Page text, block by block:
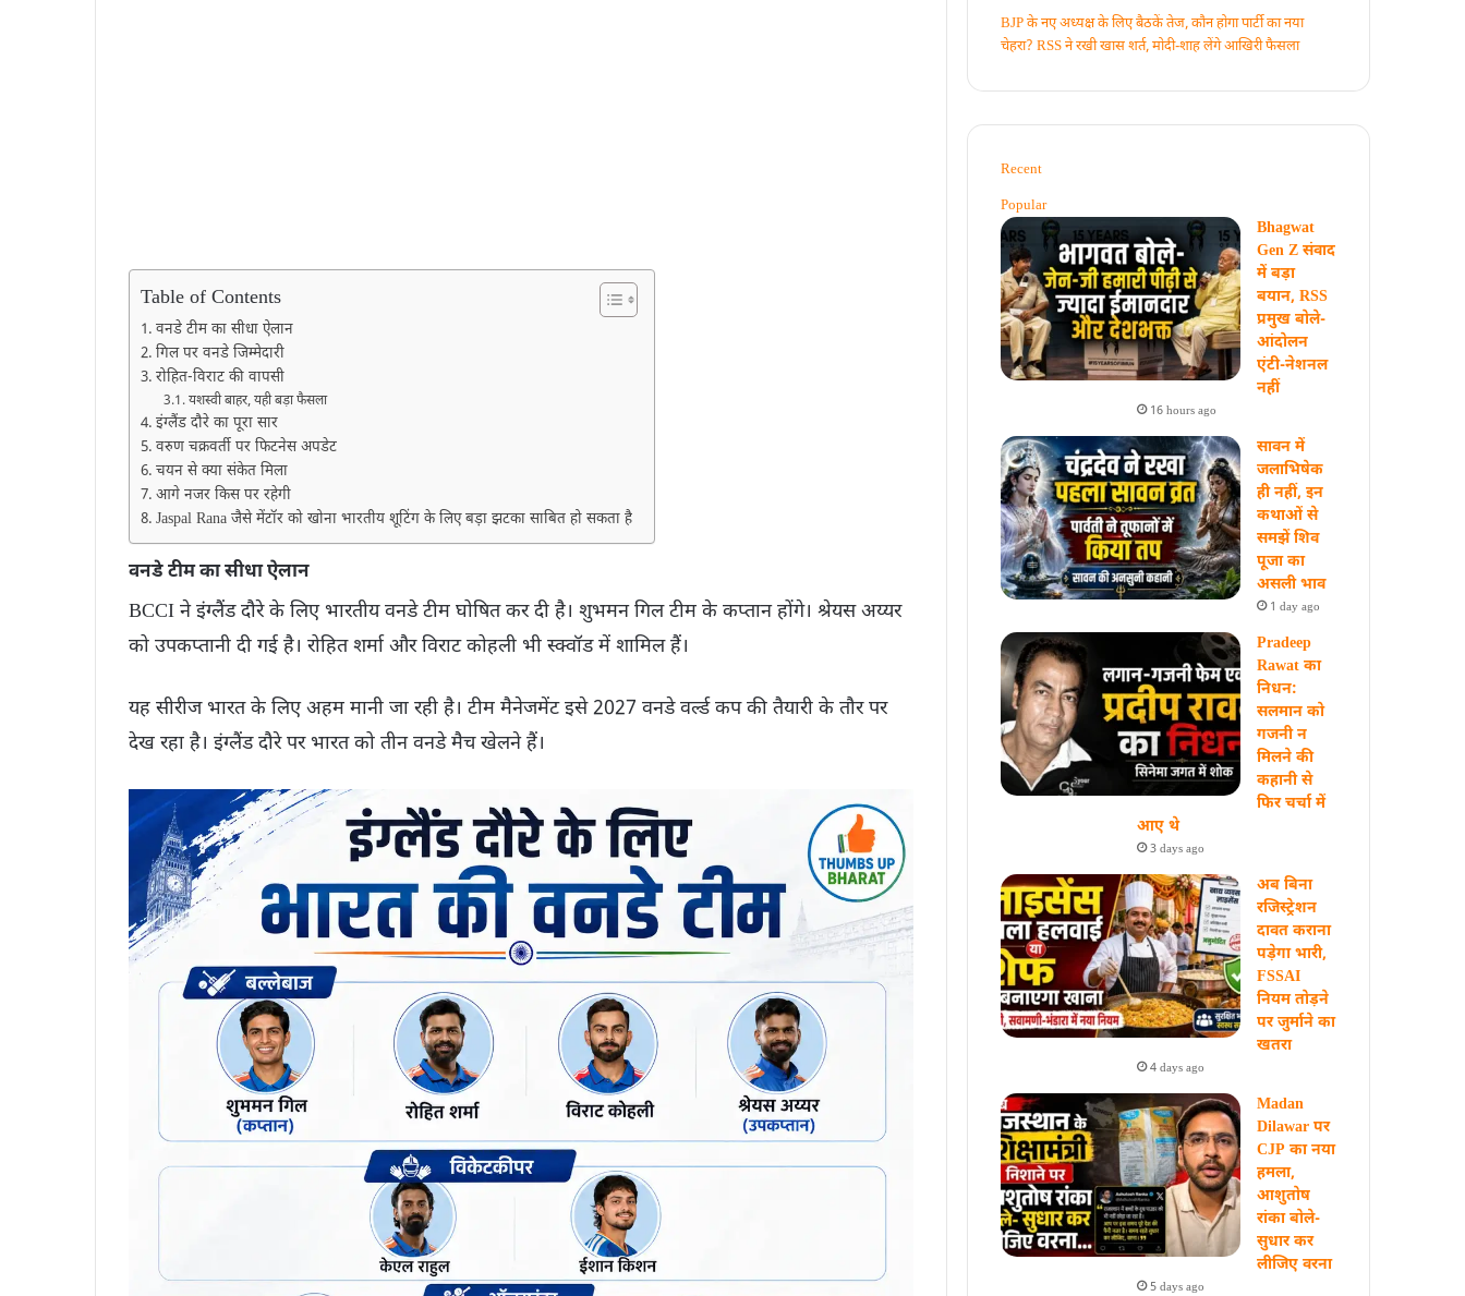
Table of Contents
वनडे टीम का सीधा ऐलान
गिल पर वनडे जिम्मेदारी
रोहित-विराट की वापसी
यशस्वी बाहर, यही बड़ा फैसला
इंग्लैंड दौरे का पूरा सार
वरुण चक्रवर्ती पर फिटनेस अपडेट
चयन से क्या संकेत मिला
आगे नजर किस पर रहेगी
Jaspal Rana जैसे मेंटॉर को खोना भारतीय शूटिंग के लिए बड़ा झटका साबित हो सकता है
वनडे टीम का सीधा ऐलान
BCCI ने इंग्लैंड दौरे के लिए भारतीय वनडे टीम घोषित कर दी है। शुभमन गिल टीम के कप्तान होंगे। श्रेयस अय्यर
को उपकप्तानी दी गई है। रोहित शर्मा और विराट कोहली भी स्क्वॉड में शामिल हैं।
यह सीरीज भारत के लिए अहम मानी जा रही है। टीम मैनेजमेंट इसे 2027 वनडे वर्ल्ड कप की तैयारी के तौर पर
देख रहा है। इंग्लैंड दौरे पर भारत को तीन वनडे मैच खेलने हैं।
BJP के नए अध्यक्ष के लिए बैठकें तेज, कौन होगा पार्टी का नया
चेहरा? RSS ने रखी खास शर्त, मोदी-शाह लेंगे आखिरी फैसला
Recent
Popular
Bhagwat
Gen Z संवाद
में बड़ा
बयान, RSS
प्रमुख बोले-
आंदोलन
एंटी-नेशनल
नहीं
16 hours ago
सावन में
जलाभिषेक
ही नहीं, इन
कथाओं से
समझें शिव
पूजा का
असली भाव
1 day ago
Pradeep
Rawat का
निधन:
सलमान को
गजनी न
मिलने की
कहानी से
फिर चर्चा में
आए थे
3 days ago
अब बिना
रजिस्ट्रेशन
दावत कराना
पड़ेगा भारी,
FSSAI
नियम तोड़ने
पर जुर्माने का
खतरा
4 days ago
Madan
Dilawar पर
CJP का नया
हमला,
आशुतोष
रांका बोले-
सुधार कर
लीजिए वरना
5 days ago